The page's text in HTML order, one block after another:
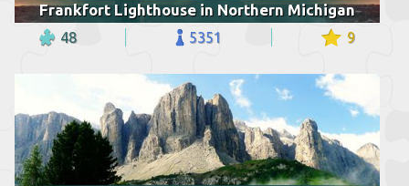
Frankfort Lighthouse in Northern Michigan
48 5351 9